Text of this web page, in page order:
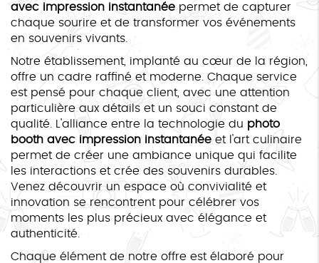
avec impression instantanéepermet de capturer
chaque sourire et de transformer vos événements
en souvenirs vivants.
Notre établissement, implanté au cœur de la région,
offre un cadre raffiné et moderne. Chaque service
est pensé pour chaque client, avec une attention
particulière aux détails et un souci constant de
qualité. L'alliance entre la technologie du photo
booth avec impression instantanée et l'art culinaire
permet de créer une ambiance unique qui facilite
les interactions et crée des souvenirs durables.
Venez découvrir un espace où convivialité et
innovation se rencontrent pour célébrer vos
moments les plus précieux avec élégance et
authenticité.
Chaque élément de notre offre est élaboré pour